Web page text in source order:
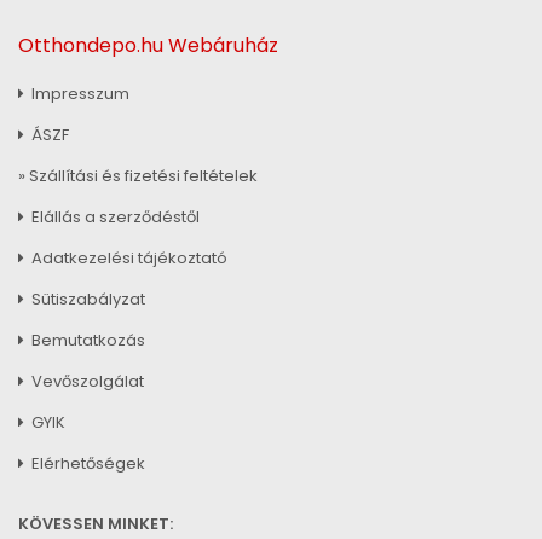
Otthondepo.hu Webáruház
Impresszum
ÁSZF
» Szállítási és fizetési feltételek
Elállás a szerződéstől
Adatkezelési tájékoztató
Sütiszabályzat
Bemutatkozás
Vevőszolgálat
GYIK
Elérhetőségek
KÖVESSEN MINKET: